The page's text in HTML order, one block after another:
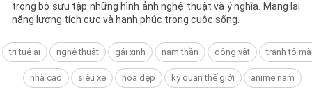
trong bộ sưu tập những hình ảnh nghệ thuật và ý nghĩa. Mang lại
năng lượng tích cực và hạnh phúc trong cuộc sống.
tri tuệ ai nghệ thuật gái xinh nam thần động vật tranh tô
nhà cao siêu xe hoa đẹp kỳ quan thế giới anime nam